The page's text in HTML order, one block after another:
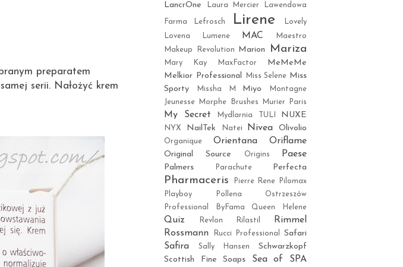
preparatem
serii. Nałożyć krem
LancrOne Laura Mercier Lawendowa
Farma Lefrosch Lirene
Lovely
Lovena
Lumene MAC
Maestro
Makeup Revolution
Marion Mariza
Mary Kay MaxFactor
MeMeMe
Melkior Professional
Miss Selene Miss
Sporty
Missha M Miyo
Montagne
Jeunesse
Morphe Brushes Murier Paris
My Secret Mydlarnia TULI NUXE
NYX NailTek Natei Nivea Olivolio
Organique Orientana Oriflame
Original Source Origins Paese
Palmers Parachute Perfecta
Pharmaceris Pierre Rene
Pilomax
Playboy
Pollena Ostrzeszów
Professional ByFama
Queen Helene
Quiz Revlon Rilastil
Rimmel
Rossmann
Rucci Professional Safari
Safira Sally Hansen
Schwarzkopf
Scottish Fine Soaps
Sea of SPA